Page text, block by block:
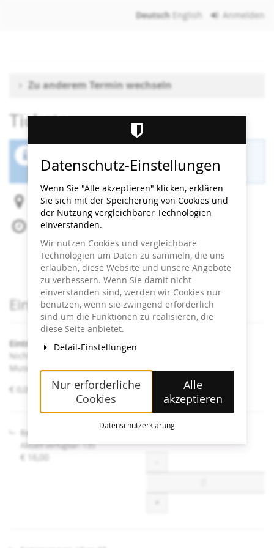
Deutsch English Anmelden
Zu anderem Termin wechseln
Tickets
ist beendet.
Heidi Horten Collection
So, 7. Dezember 2025
Beginn:
13:00 Uhr
Ende:13:30Uhr
Zum Kalender hinzufügen
Produkte
Eintrittskarten
Eintritt Heidi Horten Collection
Nicht angeführte Ermäßigungen sind an der Kassa im
Museum erhältlich.
von
€ 0,00 – € 16,00
Regulär
Aktuell verfügbar: 135
€ 16,00
Datenschutz-Einstellungen
Wenn Sie "Alle akzeptieren" klicken, erklären
Sie sich mit der Speicherung von Cookies und
der Nutzung vergleichbarer Technologien
einverstanden.
Wir nutzen Cookies und vergleichbare
Technologien um Daten zu sammeln, die uns
erlauben, diese Website und unsere Angebote
zu verbessern. Wenn Sie damit nicht
einverstanden sind, werden wir Cookies nur
benutzen, wenn sie zwingend erforderlich
sind um die Funktionen zu realisieren, die
diese Seite anbietet.
Detail-Einstellungen
Nur erforderliche
Cookies
Alle
akzeptieren
Datenschutzerklärung